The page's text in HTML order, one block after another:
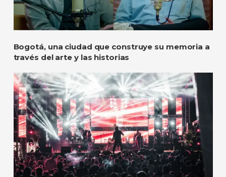
Bogotá, una ciudad que construye su memoria a
través del arte y las historias